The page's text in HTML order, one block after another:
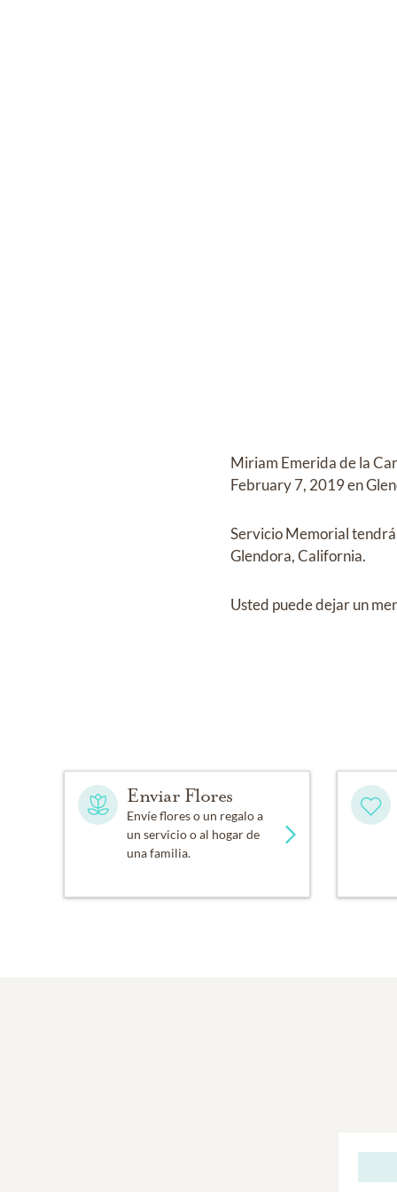
Miriam Emerida de la
February 7, 2019 en
Servicio Memorial
Glendora, California.
Usted puede dejar un
Enviar Flores
Envíe flores o un regalo a
un servicio o al hogar de
una familia.